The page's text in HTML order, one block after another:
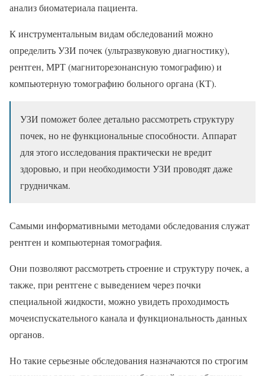
анализ биоматериала пациента.
К инструментальным видам обследований можно
определить УЗИ почек (ультразвуковую диагностику),
рентген, МРТ (магниторезонансную томографию) и
компьютерную томографию больного органа (КТ).
УЗИ поможет более детально рассмотреть структуру
почек, но не функциональные способности. Аппарат
для этого исследования практически не вредит
здоровью, и при необходимости УЗИ проводят даже
грудничкам.
Самыми информативными методами обследования служат
рентген и компьютерная томография.
Они позволяют рассмотреть строение и структуру почек, а
также, при рентгене с выведением через почки
специальной жидкости, можно увидеть проходимость
мочеиспускательного канала и функциональность данных
органов.
Но такие серьезные обследования назначаются по строгим